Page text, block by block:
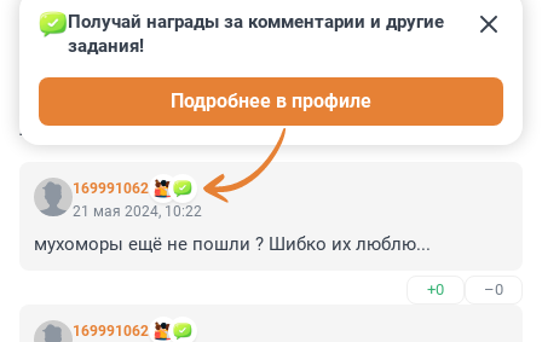
КОММЕНТАРИИ 11
169991062
Получай награды за комментарии и другие
задания!
Подробнее в профиле
21 мая 2024, 10:22
мухоморы ещё не пошли ? Шибко их люблю...
+0 –0
169991062